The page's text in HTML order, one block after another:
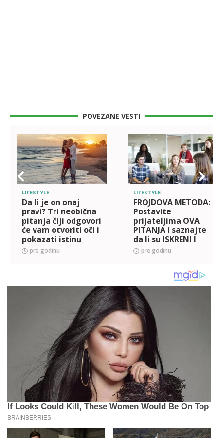
POVEZANE VESTI
LIFESTYLE
Da li je on onaj
pravi? Tri neobična
pitanja čiji odgovori
će vam otvoriti oči i
pokazati istinu
pre godinu
LIFESTYLE
FROJDOVA METODA:
Postavite
prijateljima OVA
PITANJA i saznajte
da li su ISKRENI I
PRAVI!
pre godinu